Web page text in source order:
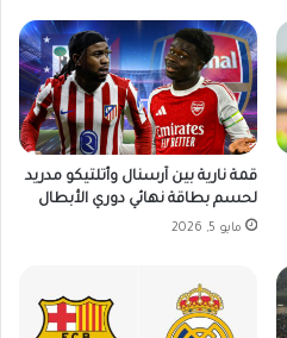
قمة نارية بين آرسنال وأتلتيكو مدريد
لحسم بطاقة نهائي دوري الأبطال
مايو 5, 2026